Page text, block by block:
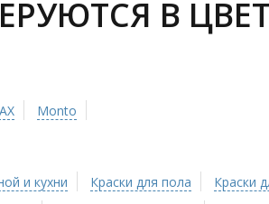
В ЦВЕТ
Monto
и кухни Краски для пола Краски